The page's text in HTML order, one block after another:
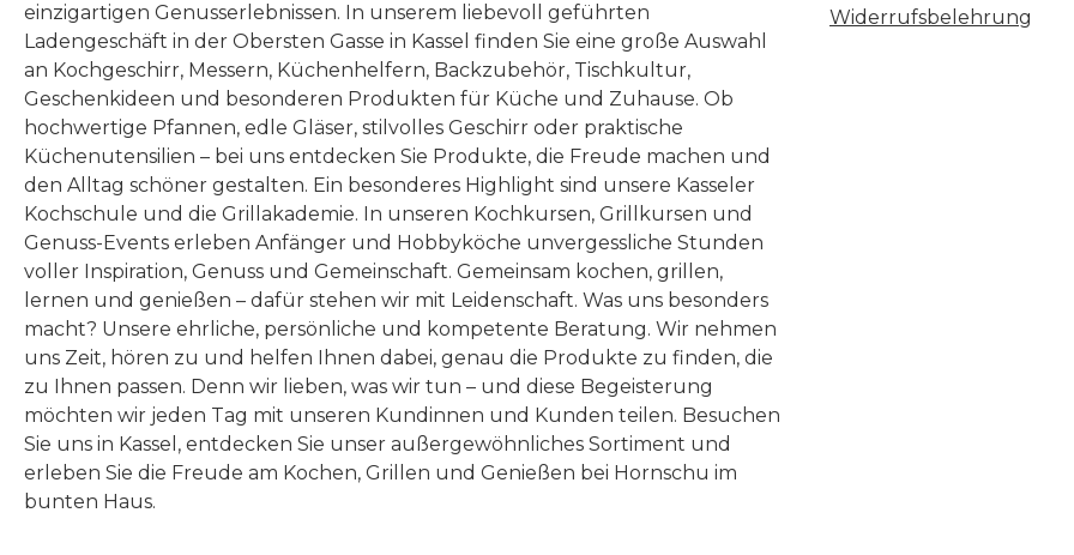
einzigartigen Genusserlebnissen. In unserem liebevoll geführten
Ladengeschäft in der Obersten Gasse in Kassel finden Sie eine große Auswahl
an Kochgeschirr, Messern, Küchenhelfern, Backzubehör, Tischkultur,
Geschenkideen und besonderen Produkten für Küche und Zuhause. Ob
hochwertige Pfannen, edle Gläser, stilvolles Geschirr oder praktische
Küchenutensilien – bei uns entdecken Sie Produkte, die Freude machen und
den Alltag schöner gestalten. Ein besonderes Highlight sind unsere Kasseler
Kochschule und die Grillakademie. In unseren Kochkursen, Grillkursen und
Genuss-Events erleben Anfänger und Hobbyköche unvergessliche Stunden
voller Inspiration, Genuss und Gemeinschaft. Gemeinsam kochen, grillen,
lernen und genießen – dafür stehen wir mit Leidenschaft. Was uns besonders
macht? Unsere ehrliche, persönliche und kompetente Beratung. Wir nehmen
uns Zeit, hören zu und helfen Ihnen dabei, genau die Produkte zu finden, die
zu Ihnen passen. Denn wir lieben, was wir tun – und diese Begeisterung
möchten wir jeden Tag mit unseren Kundinnen und Kunden teilen. Besuchen
Sie uns in Kassel, entdecken Sie unser außergewöhnliches Sortiment und
erleben Sie die Freude am Kochen, Grillen und Genießen bei Hornschu im
bunten Haus.
Widerrufsbelehrung